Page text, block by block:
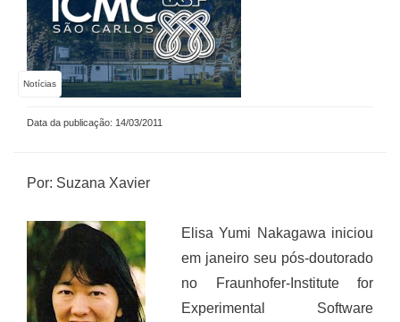
Notícias
Data da publicação: 14/03/2011
Por: Suzana Xavier
Elisa Yumi Nakagawa iniciou
em janeiro seu pós-doutorado
no Fraunhofer-Institute for
Experimental Software